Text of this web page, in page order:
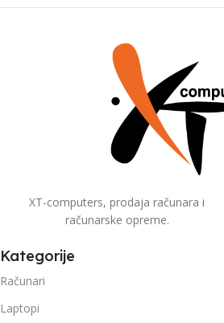
XT-computers, prodaja računara i
računarske opreme.
Kategorije
Računari
Laptopi